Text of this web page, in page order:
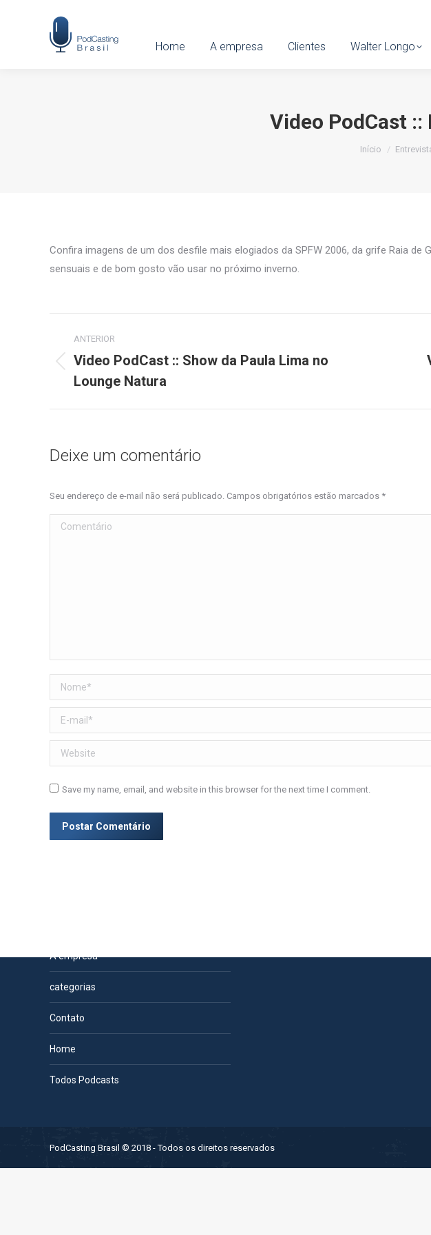
Home A empresa Clientes Walter Longo
Video PodCast ::
Você está aqui:
Início
Confira imagens de um dos desfile mais elogiados da SPFW 2006, da grife Raia
sensuais e de bom gosto vão usar no próximo inverno.
de
post:
ANTERIOR
Post
anterior:
Video PodCast :: Show da Paula Lima no
Lounge Natura
Deixe um comentário
Seu endereço de e-mail não será publicado. Campos obrigatórios estão marcados *
Comentário
Nome *
E-mail *
Website
Save my name, email, and website in this browser for the next time I comment.
Postar Comentário
A empresa
categorias
Contato
Home
Todos Podcasts
PodCasting Brasil © 2018 - Todos os direitos reservados
Home A empresa Clientes Walter Longo